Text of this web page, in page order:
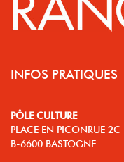
INFOS PRATIQUES
PÔLE CULTURE
PLACE EN PICONRUE 2C
B-6600 BASTOGNE